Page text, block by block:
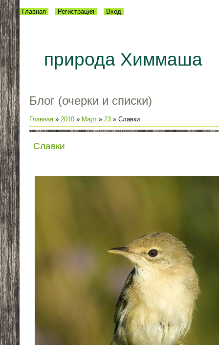
природа Химмаша
Главная Регистрация Вход
Блог (очерки и списки)
Главная » 2010 » Март » 23 » Славки
Славки